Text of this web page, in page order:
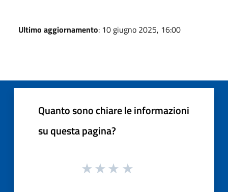
Ultimo aggiornamento: 10 giugno 2025, 16:00
Quanto sono chiare le informazioni
su questa pagina?